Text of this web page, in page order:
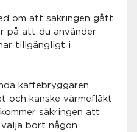
om att säkringen gått
på att du använder
tillgängligt i
kaffebryggaren,
och kanske värmefläkt
säkringen att
bort någon